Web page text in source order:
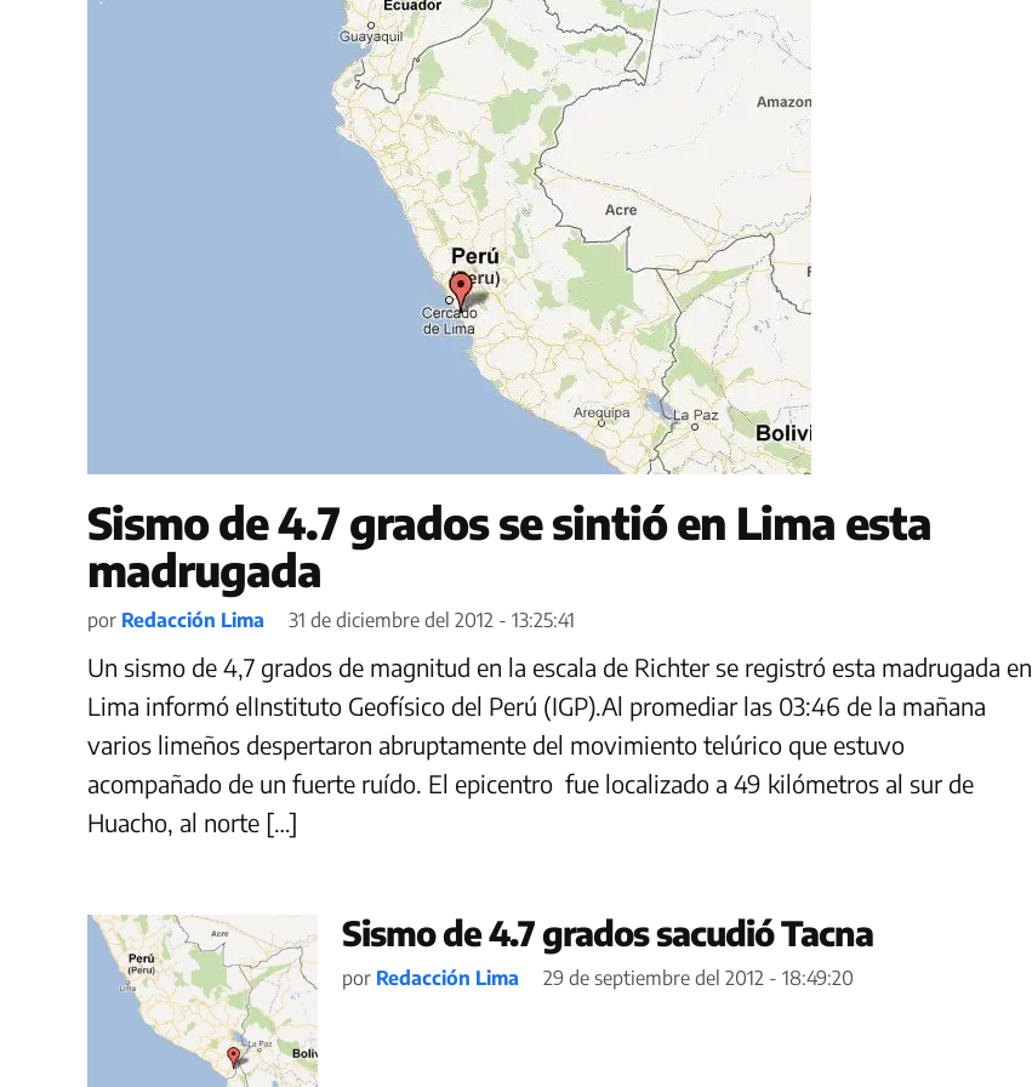
Sismo de 4.7 grados se sintió en Lima esta
madrugada
por Redacción Lima 31 de diciembre del 2012 - 13:25:41
Un sismo de 4,7 grados de magnitud en la escala de Richter se registró esta madrugada en
Lima informó elInstituto Geofísico del Perú (IGP).Al promediar las 03:46 de la mañana
varios limeños despertaron abruptamente del movimiento telúrico que estuvo
acompañado de un fuerte ruído. El epicentro fue localizado a 49 kilómetros al sur de
Huacho, al norte […]
Sismo de 4.7 grados sacudió Tacna
por Redacción Lima 29 de septiembre del 2012 - 18:49:20